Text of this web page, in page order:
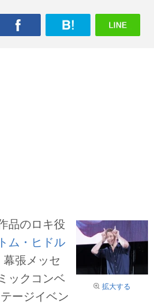
拡大する
品のロキ役
トム・ヒドル
張メッセ
ックコンベ
ージイベン